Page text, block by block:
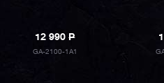
12 990P
GA-2100-1A1